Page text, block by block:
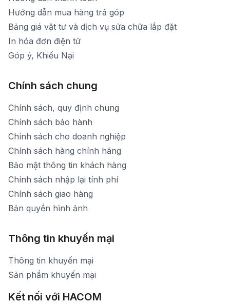
Hướng dẫn mua hàng trả góp
Bảng giá vật tư và dịch vụ sửa chữa lắp đặt
In hóa đơn điện tử
Góp ý, Khiếu Nại
Chính sách chung
Chính sách, quy định chung
Chính sách bảo hành
Chính sách cho doanh nghiệp
Chính sách hàng chính hãng
Bảo mật thông tin khách hàng
Chính sách nhập lại tính phí
Chính sách giao hàng
Bản quyền hình ảnh
Thông tin khuyến mại
Thông tin khuyến mại
Sản phẩm khuyến mại
Kết nối với HACOM